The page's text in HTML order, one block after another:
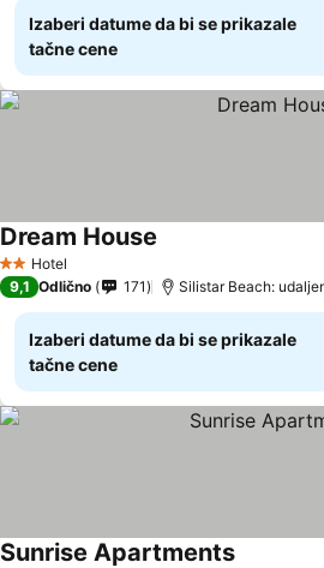
Izaberi datume da bi se prikazale
tačne cene
2 Zvezdice
Hotel
Dream House
9,1 Odlično 171 Silistar Beach:
Izaberi datume da bi se prikazale
tačne cene
Sunrise Apartments